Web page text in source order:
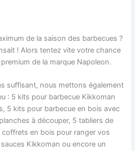
de la saison des barbecues ?
! Alors tentez vite votre chance
de la marque Napoleon.
suffisant, nous mettons également
: 5 kits pour barbecue Kikkoman
5 kits pour barbecue en bois avec
à découper, 5 tabliers de
en bois pour ranger vos
Kikkoman ou encore un